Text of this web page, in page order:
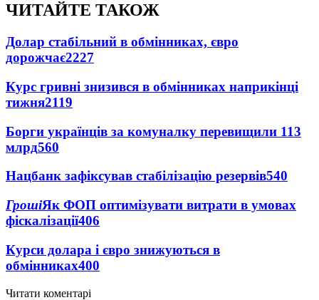
ЧИТАЙТЕ ТАКОЖ
Долар стабільний в обмінниках, євро
дорожчає2227
Курс гривні знизився в обмінниках наприкінці
тижня2119
Борги українців за комуналку перевищили 113
млрд560
Нацбанк зафіксував стабілізацію резервів540
ГрошіЯк ФОП оптимізувати витрати в умовах
фіскалізації406
Курси долара і євро знижуються в
обмінниках400
Читати коментарі